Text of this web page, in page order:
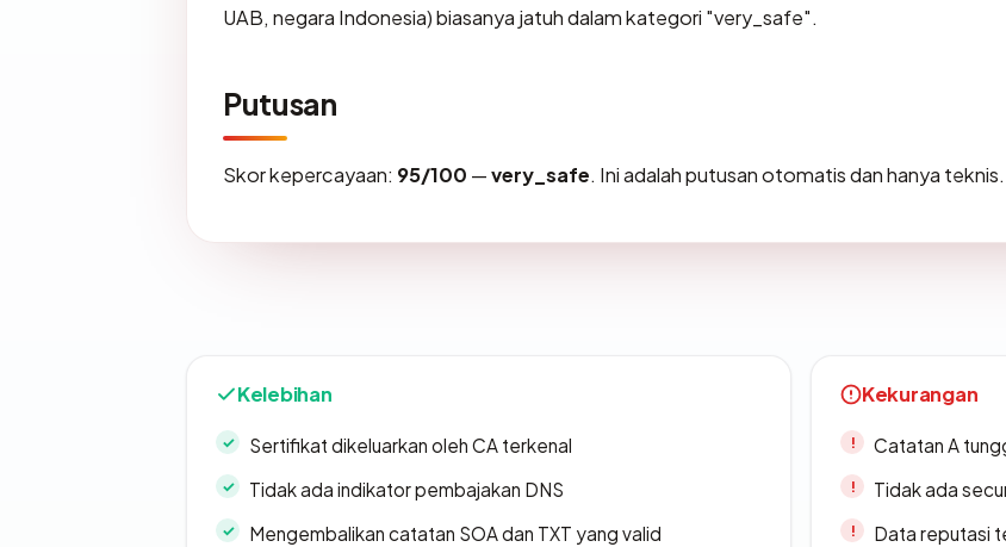
UAB, negara Indonesia) biasanya jatuh dalam kategori "very_safe".
Putusan
Skor kepercayaan: 95/100 —very_safe. Ini adalah putusan otomatis dan hanya teknis.
Kelebihan
Sertifikat dikeluarkan oleh CA terkenal
Tidak ada indikator pembajakan DNS
Mengembalikan catatan SOA dan TXT yang valid
Kekurangan
Catatan A
Tidak ada
Data reputasi